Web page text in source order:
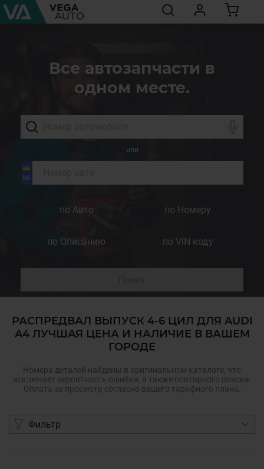
Все автозапчасти в
одном месте.
или
по Авто по Номеру
по Описанию по VIN коду
РАСПРЕДВАЛ ВЫПУСК 4-6 ЦИЛ ДЛЯ AUDI
A4 ЛУЧШАЯ ЦЕНА И НАЛИЧИЕ В ВАШЕМ
ГОРОДЕ
Номера деталей найдены в оригинальном каталоге, что
исключает вероятность ошибки, а также повторного поиска.
Оплата за просмотр согласно вашего тарифного плана.
Фильтр